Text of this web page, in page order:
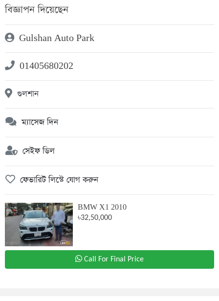
বিজ্ঞাপন দিয়েছেন
Gulshan Auto Park
01405680202
গুলশান
ম্যাসেজ দিন
সেইফ ডিল
ফেভারিট লিস্টে যোগ করুন
BMW X1 2010
৳32,50,000
Call For Final Price